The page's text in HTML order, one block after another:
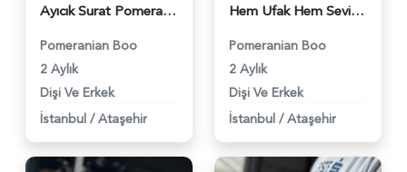
Ayıcık Surat Pomeranian Boo Bebekler - 6221
Pomeranian Boo
2 Aylık
Dişi Ve Erkek
İstanbul / Ataşehir
Hem Ufak Hem Sevimli Boo Pomeranian - 6222
Pomeranian Boo
2 Aylık
Dişi Ve Erkek
İstanbul / Ataşehir